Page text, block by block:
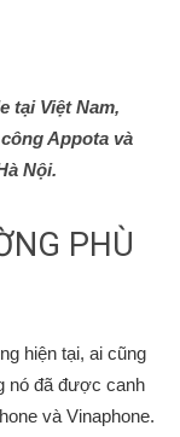
tại Việt Nam,
Appota và
Nội.
PHÙ
hiện tại, ai cũng
nó đã được canh
và Vinaphone.